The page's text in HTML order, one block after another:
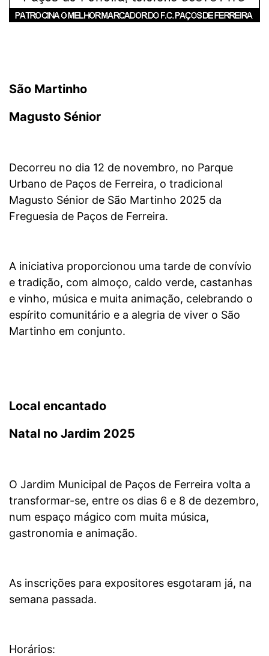
São Martinho
Magusto Sénior
Decorreu no dia 12 de novembro, no Parque
Urbano de Paços de Ferreira, o tradicional
Magusto Sénior de São Martinho 2025 da
Freguesia de Paços de Ferreira.
A iniciativa proporcionou uma tarde de convívio
e tradição, com almoço, caldo verde, castanhas
e vinho, música e muita animação, celebrando o
espírito comunitário e a alegria de viver o São
Martinho em conjunto.
Local encantado
Natal no Jardim 2025
O Jardim Municipal de Paços de Ferreira volta a
transformar-se, entre os dias 6 e 8 de dezembro,
num espaço mágico com muita música,
gastronomia e animação.
As inscrições para expositores esgotaram já, na
semana passada.
Horários: